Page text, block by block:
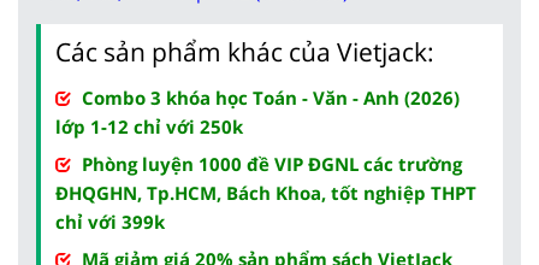
Các sản phẩm khác của Vietjack:
Combo 3 khóa học Toán - Văn - Anh (2026)
lớp 1-12 chỉ với 250k
Phòng luyện 1000 đề VIP ĐGNL các trường
ĐHQGHN, Tp.HCM, Bách Khoa, tốt nghiệp THPT
chỉ với 399k
Mã giảm giá 20% sản phẩm sách VietJack